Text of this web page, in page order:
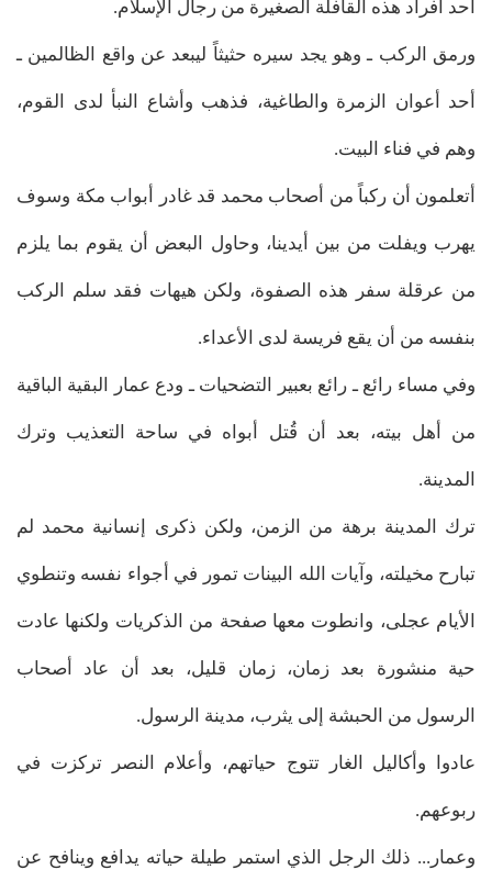
أحد أفراد هذه القافلة الصغيرة من رجال الإسلام.
ورمق الركب ـ وهو يجد سيره حثيثاً ليبعد عن واقع الظالمين ـ
أحد أعوان الزمرة والطاغية، فذهب وأشاع النبأ لدى القوم،
وهم في فناء البيت.
أتعلمون أن ركباً من أصحاب محمد قد غادر أبواب مكة وسوف
يهرب ويفلت من بين أيدينا، وحاول البعض أن يقوم بما يلزم
من عرقلة سفر هذه الصفوة، ولكن هيهات فقد سلم الركب
بنفسه من أن يقع فريسة لدى الأعداء.
وفي مساء رائع ـ رائع بعبير التضحيات ـ ودع عمار البقية الباقية
من أهل بيته، بعد أن قُتل أبواه في ساحة التعذيب وترك
المدينة.
ترك المدينة برهة من الزمن، ولكن ذكرى إنسانية محمد لم
تبارح مخيلته، وآيات الله البينات تمور في أجواء نفسه وتنطوي
الأيام عجلى، وانطوت معها صفحة من الذكريات ولكنها عادت
حية منشورة بعد زمان، زمان قليل، بعد أن عاد أصحاب
الرسول من الحبشة إلى يثرب، مدينة الرسول.
عادوا وأكاليل الغار تتوج حياتهم، وأعلام النصر تركزت في
ربوعهم.
وعمار... ذلك الرجل الذي استمر طيلة حياته يدافع وينافح عن